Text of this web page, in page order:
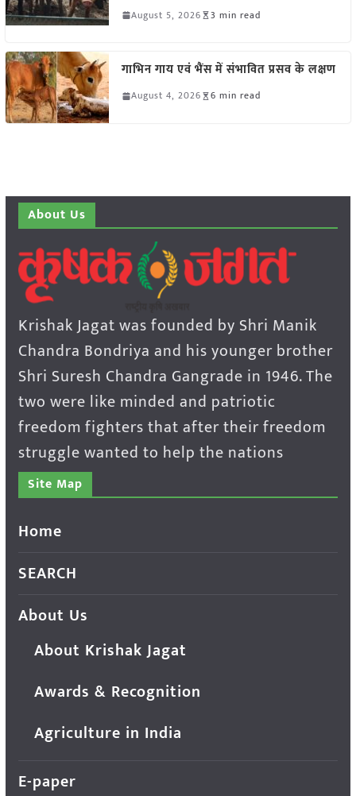
August 5, 2026 3 min read
गाभिन गाय एवं भैंस में संभावित प्रसव के लक्षण
August 4, 2026 6 min read
About Us
Krishak Jagat was founded by Shri Manik
Chandra Bondriya and his younger brother
Shri Suresh Chandra Gangrade in 1946. The
two were like minded and patriotic
freedom fighters that after their freedom
struggle wanted to help the nations
Site Map
Home
SEARCH
About Us
About Krishak Jagat
Awards & Recognition
Agriculture in India
E-paper